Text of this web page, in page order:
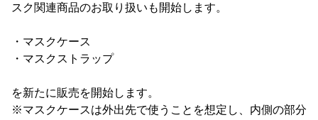
スク関連商品のお取り扱いも開始します。
・マスクケース
・マスクストラップ
を新たに販売を開始します。
※マスクケースは外出先で使うことを想定し、内側の部分